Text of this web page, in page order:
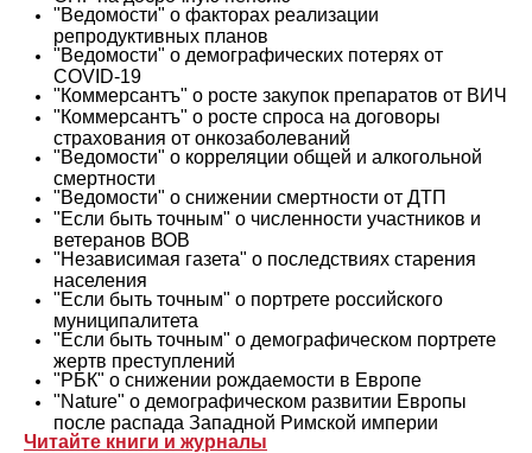
"Ведомости" о факторах реализации
репродуктивных планов
"Ведомости" о демографических потерях от
COVID-19
"Коммерсантъ" о росте закупок препаратов от ВИЧ
"Коммерсантъ" о росте спроса на договоры
страхования от онкозаболеваний
"Ведомости" о корреляции общей и алкогольной
смертности
"Ведомости" о снижении смертности от ДТП
"Если быть точным" о численности участников и
ветеранов ВОВ
"Независимая газета" о последствиях старения
населения
"Если быть точным" о портрете российского
муниципалитета
"Если быть точным" о демографическом портрете
жертв преступлений
"РБК" о снижении рождаемости в Европе
"Nature" о демографическом развитии Европы
после распада Западной Римской империи
Читайте книги и журналы